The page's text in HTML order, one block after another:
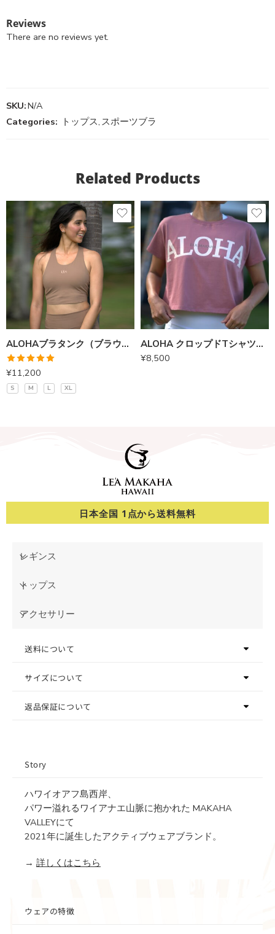
Reviews
There are no reviews yet.
SKU:N/A
Categories: トップス, スポーツブラ
Related Products
ALOHAブラタンク（ブラウン）
5段階中
5.00の評価
¥11,200
S M L XL
ALOHA クロップドTシャツ（ローズ）
¥8,500
日本全国 1点から送料無料
レギンス
トップス
アクセサリー
送料について
サイズについて
返品保証について
Story
ハワイオアフ島西岸、
パワー溢れるワイアナエ山脈に抱かれた MAKAHA
VALLEYにて
2021年に誕生したアクティブウェアブランド。
→ 詳しくはこちら
ウェアの特徴